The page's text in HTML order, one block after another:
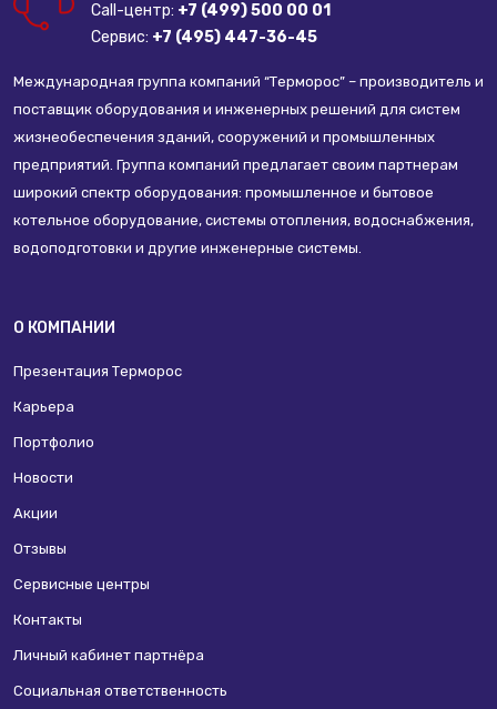
Call-центр: +7 (499) 500 00 01
Сервис: +7 (495) 447-36-45
Международная группа компаний “Терморос” – производитель и
поставщик оборудования и инженерных решений для систем
жизнеобеспечения зданий, сооружений и промышленных
предприятий. Группа компаний предлагает своим партнерам
широкий спектр оборудования: промышленное и бытовое
котельное оборудование, системы отопления, водоснабжения,
водоподготовки и другие инженерные системы.
О КОМПАНИИ
Презентация Терморос
Карьера
Портфолио
Новости
Акции
Отзывы
Сервисные центры
Контакты
Личный кабинет партнёра
Социальная ответственность